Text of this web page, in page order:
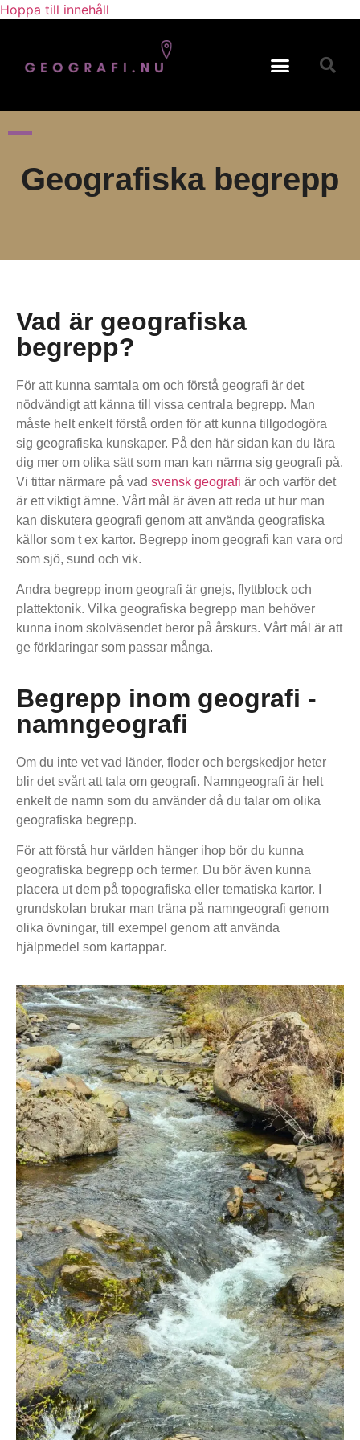
Hoppa till innehåll
Geografiska begrepp
Vad är geografiska
begrepp?
För att kunna samtala om och förstå geografi är det
nödvändigt att känna till vissa centrala begrepp. Man
måste helt enkelt förstå orden för att kunna tillgodogöra
sig geografiska kunskaper. På den här sidan kan du lära
dig mer om olika sätt som man kan närma sig geografi på.
Vi tittar närmare på vad svensk geografi är och varför det
är ett viktigt ämne. Vårt mål är även att reda ut hur man
kan diskutera geografi genom att använda geografiska
källor som t ex kartor. Begrepp inom geografi kan vara ord
som sjö, sund och vik.
Andra begrepp inom geografi är gnejs, flyttblock och
plattektonik. Vilka geografiska begrepp man behöver
kunna inom skolväsendet beror på årskurs. Vårt mål är att
ge förklaringar som passar många.
Begrepp inom geografi -
namngeografi
Om du inte vet vad länder, floder och bergskedjor heter
blir det svårt att tala om geografi. Namngeografi är helt
enkelt de namn som du använder då du talar om olika
geografiska begrepp.
För att förstå hur världen hänger ihop bör du kunna
geografiska begrepp och termer. Du bör även kunna
placera ut dem på topografiska eller tematiska kartor. I
grundskolan brukar man träna på namngeografi genom
olika övningar, till exempel genom att använda
hjälpmedel som kartappar.